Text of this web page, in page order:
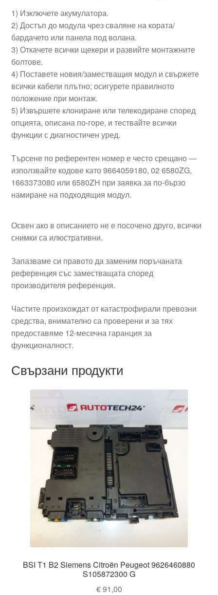
1) Изключете акумулатора.
2) Достъп до модула чрез сваляне на кората/
бардачето или панела под волана.
3) Откачете всички щекери и развийте монтажните
болтове.
4) Поставете новия/заместващия модул и свържете
всички кабели плътно; осигурете правилното
положение при монтаж.
5) Извършете клониране или телекодиране според
опцията, описана по-горе, и тествайте всички
функции с диагностичен уред.
Търсене по референтен номер е често срещано —
използвайте кодове като 9664059180, 02 6580ZG,
1663373080 или 6580ZH при заявка за по-бързо
намиране на подходящия модул.
Освен ако в описанието не е посочено друго, всички
снимки са илюстративни.
Запазваме си правото да заменим поръчаната
референция със заместващата според
производителя референция.
Частите произхождат от катастрофирали превозни
средства, внимателно са проверени и за тях
предоставяме 12-месечна гаранция за
функционалност.
Свързани продукти
BSI T1 B2 Siemens Citroën Peugeot 9626460880
S105872300 G
€91,00